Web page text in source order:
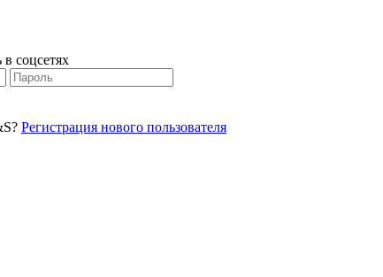
соцсетях
Регистрация нового пользователя